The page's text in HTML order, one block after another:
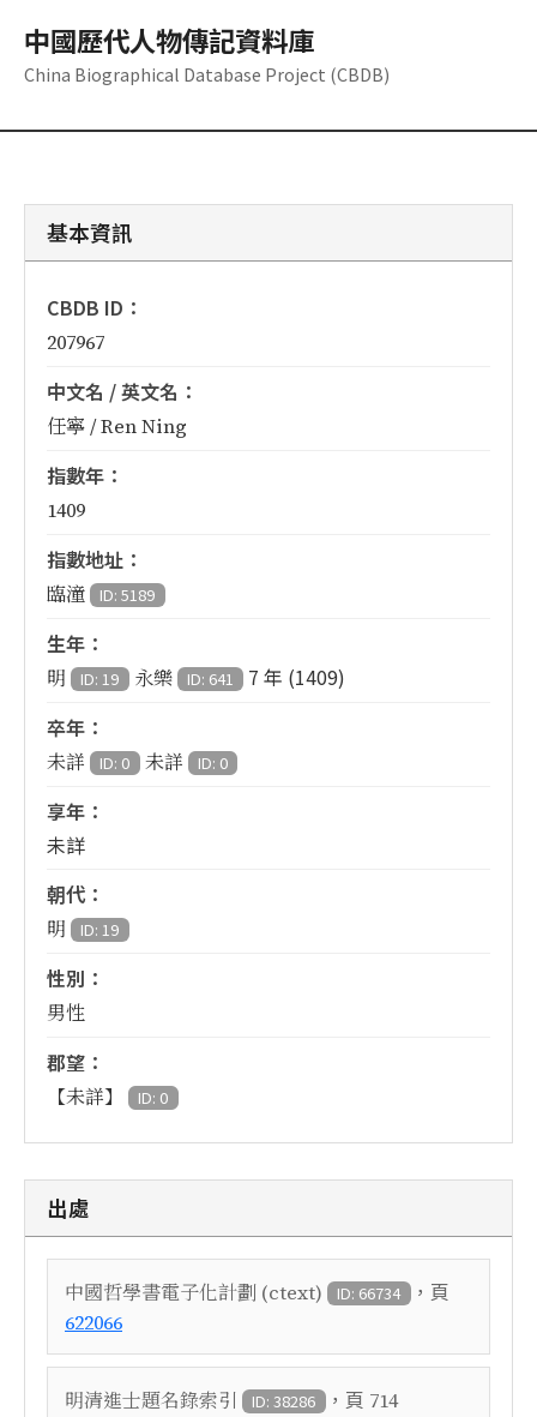
中國歷代人物傳記資料庫
China Biographical Database Project (CBDB)
基本資訊
CBDB ID：
207967
中文名 / 英文名：
任寧 / Ren Ning
指數年：
1409
指數地址：
臨潼 ID: 5189
生年：
明 ID: 19 永樂 ID: 641
7 年 (1409)
卒年：
未詳 ID: 0 未詳 ID: 0
享年：
未詳
朝代：
明 ID: 19
性別：
男性
郡望：
【未詳】 ID: 0
出處
中國哲學書電子化計劃 (ctext) ID: 66734 ，頁
622066
明清進士題名錄索引 ID: 38286 ，頁 714